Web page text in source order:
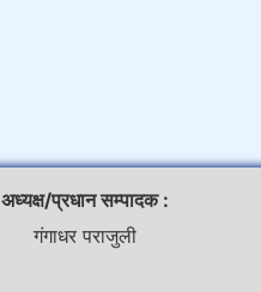
अध्यक्ष/प्रधान सम्पादक :
गंगाधर पराजुली